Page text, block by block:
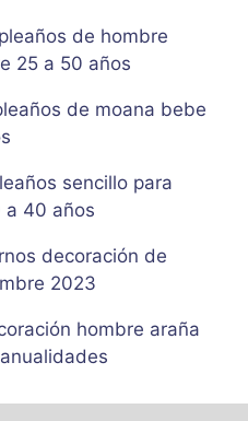
de hombre
25 a 50 años
de moana bebe
sencillo para
a 40 años
decoración de
2023
hombre araña